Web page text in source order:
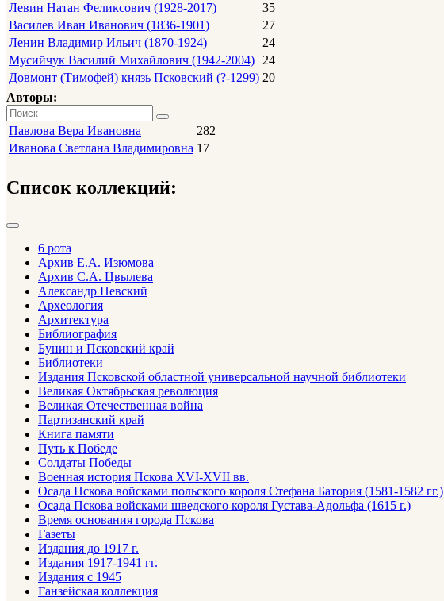
Левин Натан Феликсович (1928-2017)
35
Василев Иван Иванович (1836-1901)
27
Ленин Владимир Ильич (1870-1924)
24
Мусийчук Василий Михайлович (1942-2004)
24
Довмонт (Тимофей) князь Псковский (?-1299) 20
Авторы:
Павлова Вера Ивановна
282
Иванова Светлана Владимировна 17
Список коллекций:
6 рота
Архив Е.А. Изюмова
Архив С.А. Цвылева
Александр Невский
Археология
Архитектура
Библиография
Бунин и Псковский край
Библиотеки
Издания Псковской областной универсальной научной библиотеки
Великая Октябрьская революция
Великая Отечественная война
Партизанский край
Книга памяти
Путь к Победе
Солдаты Победы
Военная история Пскова XVI-XVII вв.
Осада Пскова войсками польского короля Стефана Батория (1581-1582 гг.)
Осада Пскова войсками шведского короля Густава-Адольфа (1615 г.)
Время основания города Пскова
Газеты
Издания до 1917 г.
Издания 1917-1941 гг.
Издания с 1945
Ганзейская коллекция